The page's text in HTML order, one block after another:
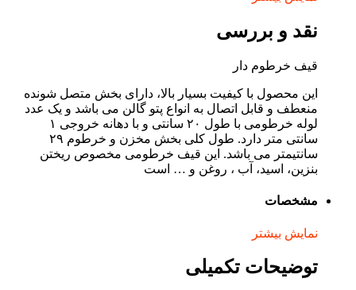
نقد و بررسی
قیف خرطوم دار
این محصول با کیفیت بسیار بالا، دارای بخش متصل شونده
منعطف و قابل اتصال به انواع پتو گالن می باشد و یک عدد
لوله خرطومی با طول ۲۰ سانتی و با دهانه خروجی ۱
سانتی متر دارد. طول کلی بخش مخزن و خرطوم ۲۹
سانتیمتر می باشد. این قیف خرطومی مخصوص ریختن
بنزین، اسید، آب ، روغن و … است
مشخصات
نمایش بیشتر
توضیحات تکمیلی